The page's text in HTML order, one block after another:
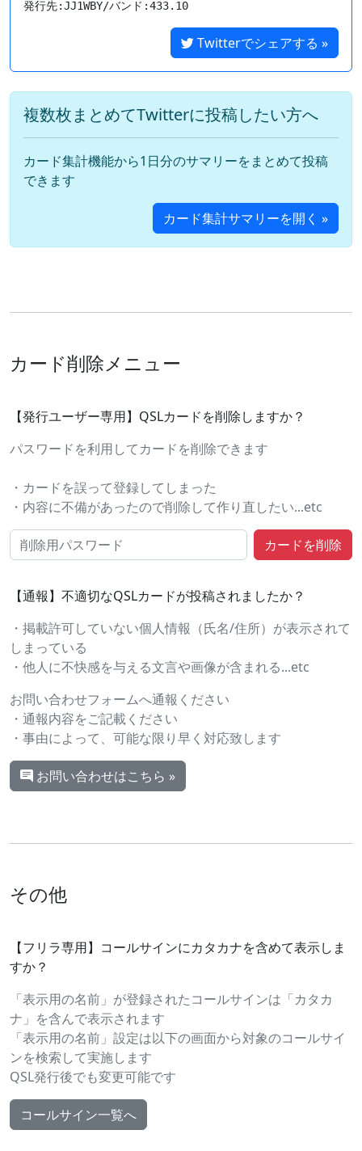
Twitterでシェアする »
複数枚まとめてTwitterに投稿したい方へ
カード集計機能から1日分のサマリーをまとめて投稿
できます
カード集計サマリーを開く »
カード削除メニュー
【発行ユーザー専用】QSLカードを削除しますか？
パスワードを利用してカードを削除できます
・カードを誤って登録してしまった
・内容に不備があったので削除して作り直したい...etc
【通報】不適切なQSLカードが投稿されましたか？
・掲載許可していない個人情報（氏名/住所）が表示されて
しまっている
・他人に不快感を与える文言や画像が含まれる...etc
お問い合わせフォームへ通報ください
・通報内容をご記載ください
・事由によって、可能な限り早く対応致します
お問い合わせはこちら »
その他
【フリラ専用】コールサインにカタカナを含めて表示しま
すか？
「表示用の名前」が登録されたコールサインは「カタカ
ナ」を含んで表示されます
「表示用の名前」設定は以下の画面から対象のコールサイ
ンを検索して実施します
QSL発行後でも変更可能です
コールサイン一覧へ